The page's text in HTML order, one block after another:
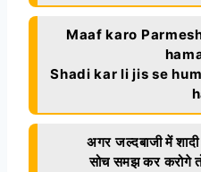
Maaf karo
Shadi kar li jis se
अगर जल्दबाजी में
सोच समझ कर करोगे